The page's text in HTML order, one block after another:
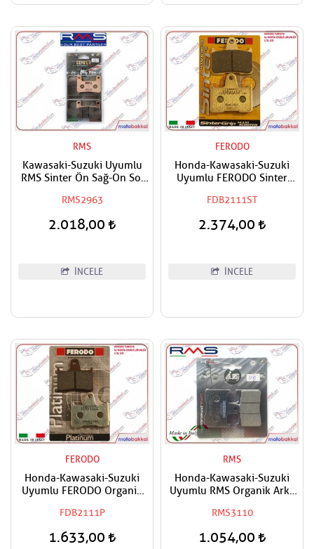
RMS
Kawasaki-Suzuki Uyumlu
RMS Sinter Ön Sağ-On Sol
RMS2963
2.018,00
İNCELE
FERODO
Honda-Kawasaki-Suzuki
Uyumlu FERODO Sinter
FDB2111ST
2.374,00
İNCELE
FERODO
Honda-Kawasaki-Suzuki
Uyumlu FERODO Organik
FDB2111P
1.633,00
RMS
Honda-Kawasaki-Suzuki
Uyumlu RMS Organik Arka
RMS3110
1.054,00